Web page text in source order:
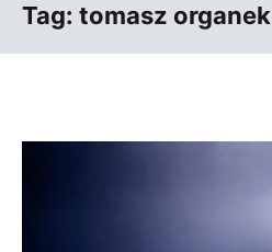
Tag: tomasz organek